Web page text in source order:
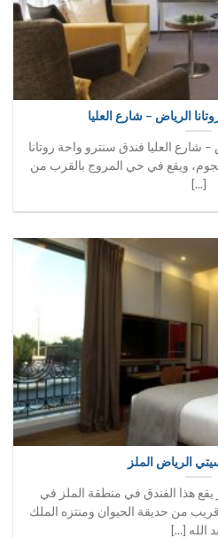
الرياض – شارع العليا
شارع العليا فندق سنترو واحة روتانا
شارع العليا من فئة 4 نجوم، ويقع في حي المروج بالقرب من
[...]
الرياض الملز
يقع هذا الفندق في منطقة الملز في
فئة 4 نجوم، وقريب من حديقة الحيوان ومنتزه الملك
الله [...]